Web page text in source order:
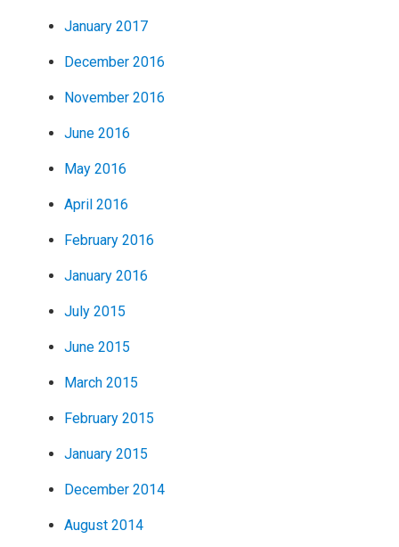
January 2017
December 2016
November 2016
June 2016
May 2016
April 2016
February 2016
January 2016
July 2015
June 2015
March 2015
February 2015
January 2015
December 2014
August 2014